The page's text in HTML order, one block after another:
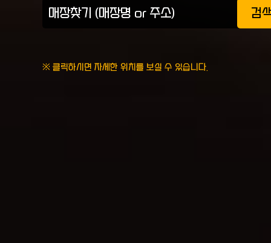
검
※ 클릭하시면 자세한 위치를 보실 수 있습니다.